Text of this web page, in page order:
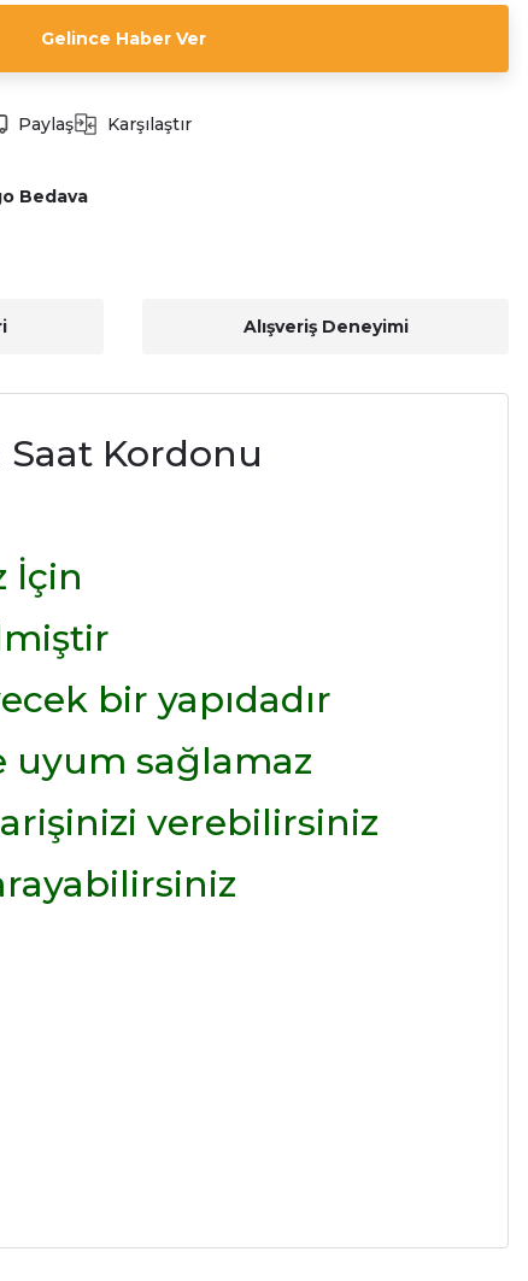
Gelince Haber Ver
Paylaş Karşılaştır
Bedava
Alışveriş Deneyimi
Kordonu
İçin
bir yapıdadır
uyum sağlamaz
verebilirsiniz